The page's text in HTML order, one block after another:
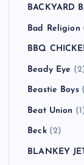
BACKYARD
Bad Religion
BBQ
Beady Eye
Beastie Boys
Beat Union
Beck(2)
BLANKEY